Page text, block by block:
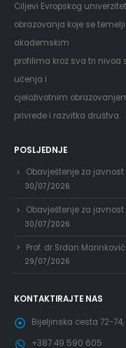
Ciljevi Evropskog
obrazovanja koje se
akademskim
profilima kroz sva tri
učenja i
cjeloživotnim
privrede i razvitka društva.
POSLJEDNJE
Obavještenje za
30/07/2026
Obavještenje za
30/07/2026
Prof. dr Srđan
29/07/2026
KONTAKTIRAJTE NAS
Bijeljinska cesta 72-74,
+387 49 590 605